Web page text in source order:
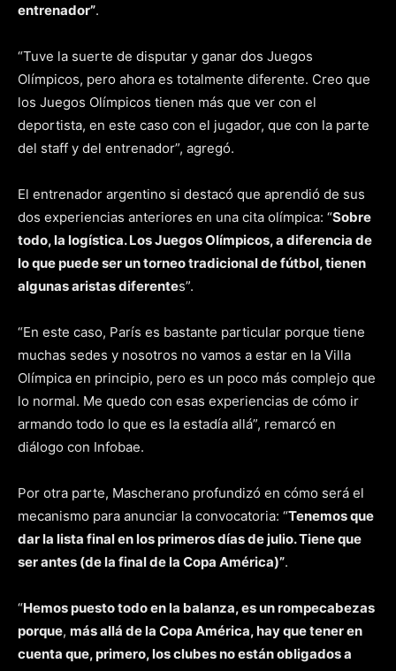
entrenador”.
“Tuve la suerte de disputar y ganar dos Juegos
Olímpicos, pero ahora es totalmente diferente. Creo que
los Juegos Olímpicos tienen más que ver con el
deportista, en este caso con el jugador, que con la parte
del staff y del entrenador”, agregó.
El entrenador argentino si destacó que aprendió de sus
dos experiencias anteriores en una cita olímpica: “Sobre
todo, la logística. Los Juegos Olímpicos, a diferencia de
lo que puede ser un torneo tradicional de fútbol, tienen
algunas aristas diferentes”.
“En este caso, París es bastante particular porque tiene
muchas sedes y nosotros no vamos a estar en la Villa
Olímpica en principio, pero es un poco más complejo que
lo normal. Me quedo con esas experiencias de cómo ir
armando todo lo que es la estadía allá”, remarcó en
diálogo con Infobae.
Por otra parte, Mascherano profundizó en cómo será el
mecanismo para anunciar la convocatoria: “Tenemos que
dar la lista final en los primeros días de julio. Tiene que
ser antes (de la final de la Copa América)”.
“Hemos puesto todo en la balanza, es un rompecabezas
porque, más allá de la Copa América, hay que tener en
cuenta que, primero, los clubes no están obligados a